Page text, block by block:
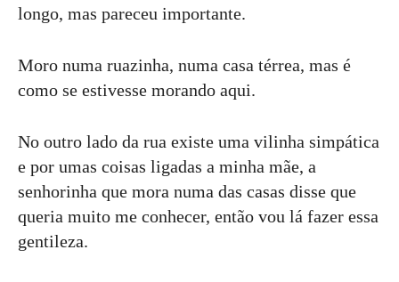
longo, mas pareceu importante.
Moro numa ruazinha, numa casa térrea, mas é
como se estivesse morando aqui.
No outro lado da rua existe uma vilinha simpática
e por umas coisas ligadas a minha mãe, a
senhorinha que mora numa das casas disse que
queria muito me conhecer, então vou lá fazer essa
gentileza.